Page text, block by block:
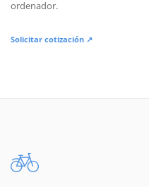
ordenador.
Solicitar cotización ↗